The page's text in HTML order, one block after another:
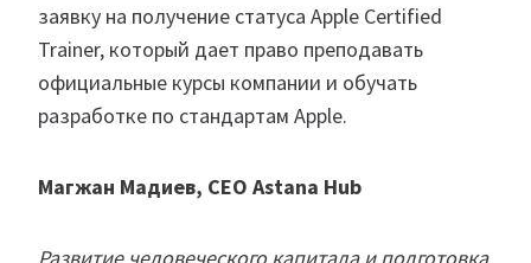
заявку на получение статуса Apple Certified
Trainer, который дает право преподавать
официальные курсы компании и обучать
разработке по стандартам Apple.
Магжан Мадиев, CEO Astana Hub